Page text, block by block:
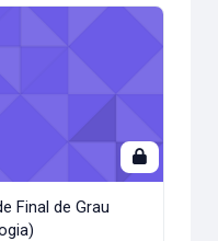
Final de Grau (Facultat
Final de Grau